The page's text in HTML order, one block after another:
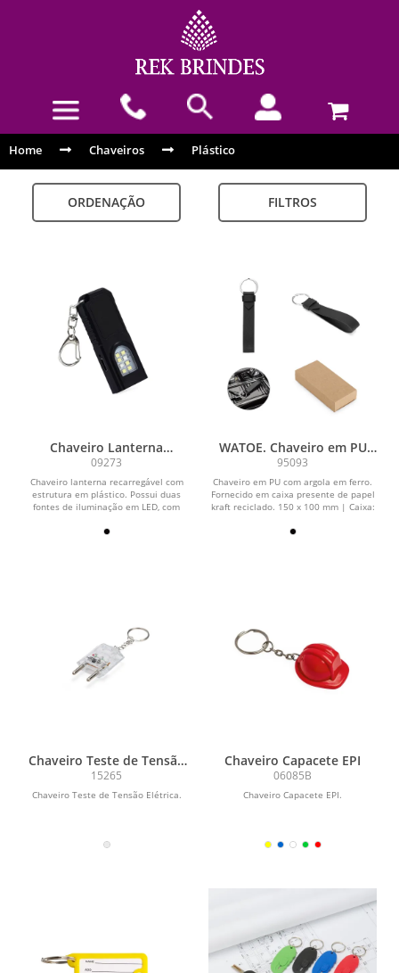
Home Chaveiros Plástico
ORDENAÇÃO FILTROS
Chaveiro Lanterna
Recarregável
09273
Chaveiro lanterna recarregável com
estrutura em plástico. Possui duas
fontes de iluminação em LED, com
WATOE. Chaveiro em PU
com argola
95093
Chaveiro em PU com argola em ferro.
Fornecido em caixa presente de papel
kraft reciclado. 150 x 100 mm | Caixa:
Chaveiro Teste de Tensão
Elétrica
15265
Chaveiro Teste de Tensão Elétrica.
Chaveiro Capacete EPI
06085B
Chaveiro Capacete EPI.